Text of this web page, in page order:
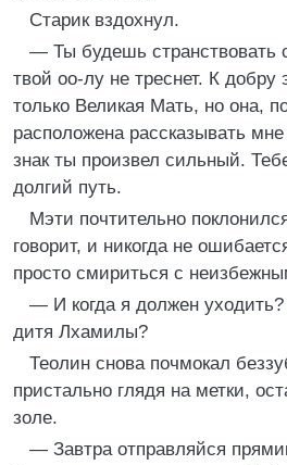
Старик вздохнул.
— Ты будешь странствовать
твой оо-лу не треснет. К добру
только Великая Мать, но она,
расположена рассказывать
знак ты произвел сильный.
долгий путь.
Мэти почтительно
говорит, и никогда не
просто смириться с
— И когда я должен уходить?
дитя Лхамилы?
Теолин снова почмокал
пристально глядя на метки,
золе.
— Завтра отправляйся